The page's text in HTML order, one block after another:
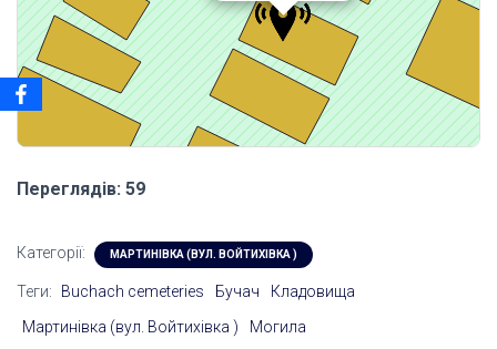
Переглядів: 59
Категорії: МАРТИНІВКА (ВУЛ. ВОЙТИХІВКА )
Теги: Buchach cemeteries Бучач
Кладовища
Мартинівка (вул. Войтихівка )
Могила